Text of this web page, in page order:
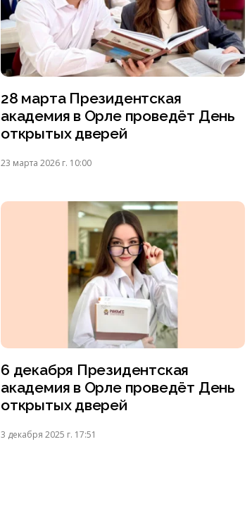
28 марта Президентская
академия в Орле проведёт День
открытых дверей
23 марта 2026 г. 10:00
6 декабря Президентская
академия в Орле проведёт День
открытых дверей
3 декабря 2025 г. 17:51